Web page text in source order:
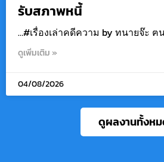
รับสภาพหนี้
…#เรื่องเล่าคดีความ by ทนายจ๊ะ ฅ
ดูเพิ่มเติม »
04/08/2026
ดูผลงานทั้งห